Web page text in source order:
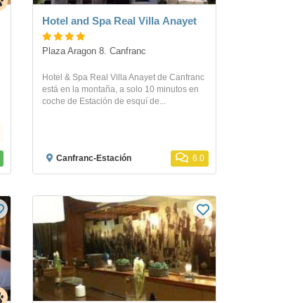
Hotel and Spa Real Villa Anayet
Plaza Aragon 8. Canfranc
Hotel & Spa Real Villa Anayet de Canfranc
está en la montaña, a solo 10 minutos en
coche de Estación de esquí de...
Canfranc-Estación 6.0